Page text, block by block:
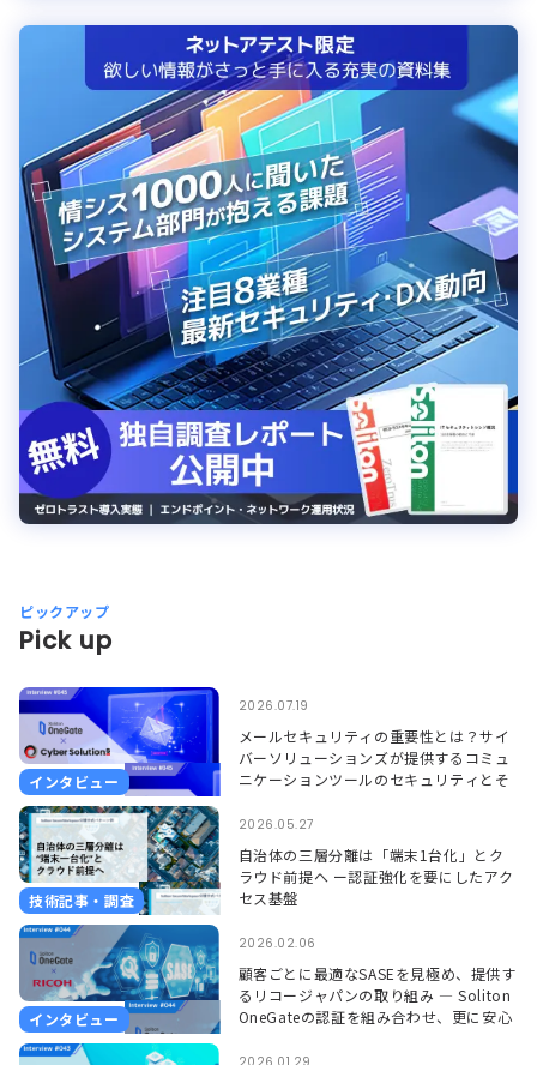
ピックアップ
Pick up
インタビュー
2026.07.19
メールセキュリティの重要性とは？サイ
バーソリューションズが提供するコミュ
ニケーションツールのセキュリティとそ
技術記事・調査
2026.05.27
自治体の三層分離は「端末1台化」とク
ラウド前提へ ー認証強化を要にしたアク
セス基盤
インタビュー
2026.02.06
顧客ごとに最適なSASEを見極め、提供す
るリコージャパンの取り組み ― Soliton
OneGateの認証を組み合わせ、更に安心